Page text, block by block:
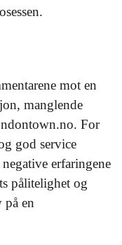
mot en
manglende
For
god service
erfaringene
pålitelighet og
på en